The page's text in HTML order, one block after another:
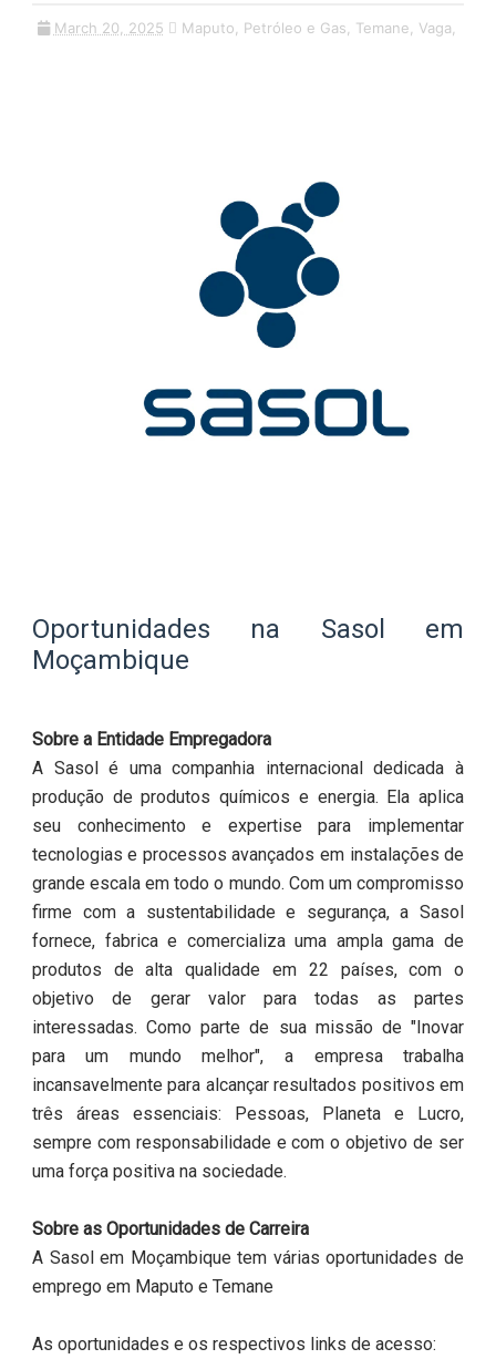
March 20, 2025 Maputo, Petróleo e Gas, Temane, Vaga,
Oportunidades na Sasol em
Moçambique
Sobre a Entidade Empregadora
A Sasol é uma companhia internacional dedicada à
produção de produtos químicos e energia. Ela aplica
seu conhecimento e expertise para implementar
tecnologias e processos avançados em instalações de
grande escala em todo o mundo. Com um compromisso
firme com a sustentabilidade e segurança, a Sasol
fornece, fabrica e comercializa uma ampla gama de
produtos de alta qualidade em 22 países, com o
objetivo de gerar valor para todas as partes
interessadas. Como parte de sua missão de "Inovar
para um mundo melhor", a empresa trabalha
incansavelmente para alcançar resultados positivos em
três áreas essenciais: Pessoas, Planeta e Lucro,
sempre com responsabilidade e com o objetivo de ser
uma força positiva na sociedade.
Sobre as Oportunidades de Carreira
A Sasol em Moçambique tem várias oportunidades de
emprego em Maputo e Temane
As oportunidades e os respectivos links de acesso: